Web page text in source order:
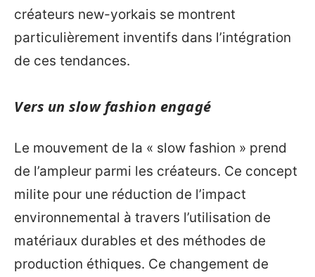
créateurs new-yorkais se montrent
particulièrement inventifs dans l’intégration
de ces tendances.
Vers un slow fashion engagé
Le mouvement de la « slow fashion » prend
de l’ampleur parmi les créateurs. Ce concept
milite pour une réduction de l’impact
environnemental à travers l’utilisation de
matériaux durables et des méthodes de
production éthiques. Ce changement de